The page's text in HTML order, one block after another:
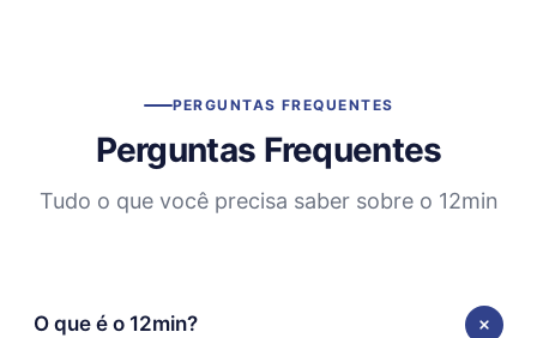
PERGUNTAS FREQUENTES
Perguntas Frequentes
Tudo o que você precisa saber sobre o 12min
O que é o 12min?